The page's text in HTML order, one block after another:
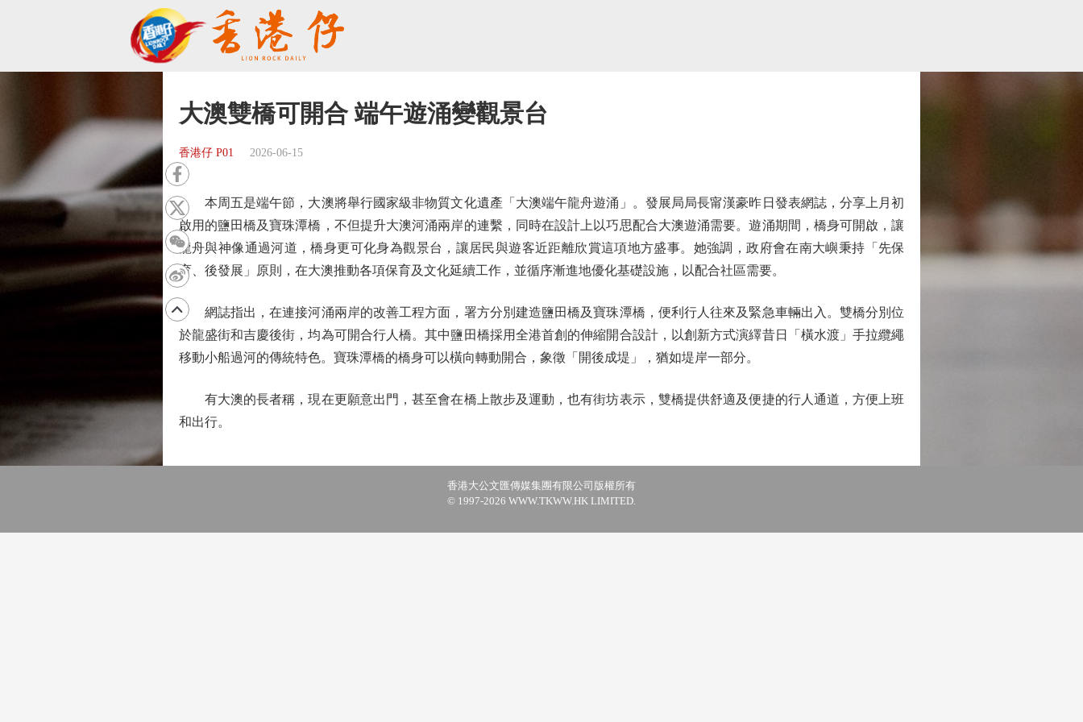
大澳雙橋可開合 端午遊涌變觀景台
香港仔 P01 2026-06-15
本周五是端午節，大澳將舉行國家級非物質文化遺產「大澳端午龍舟遊涌」。發展局局長甯漢豪昨日發表網誌，分享上月初
啟用的鹽田橋及寶珠潭橋，不但提升大澳河涌兩岸的連繫，同時在設計上以巧思配合大澳遊涌需要。遊涌期間，橋身可開啟，讓
龍舟與神像通過河道，橋身更可化身為觀景台，讓居民與遊客近距離欣賞這項地方盛事。她強調，政府會在南大嶼秉持「先保
育、後發展」原則，在大澳推動各項保育及文化延續工作，並循序漸進地優化基礎設施，以配合社區需要。
網誌指出，在連接河涌兩岸的改善工程方面，署方分別建造鹽田橋及寶珠潭橋，便利行人往來及緊急車輛出入。雙橋分別位
於龍盛街和吉慶後街，均為可開合行人橋。其中鹽田橋採用全港首創的伸縮開合設計，以創新方式演繹昔日「橫水渡」手拉纜繩
移動小船過河的傳統特色。寶珠潭橋的橋身可以橫向轉動開合，象徵「開後成堤」，猶如堤岸一部分。
有大澳的長者稱，現在更願意出門，甚至會在橋上散步及運動，也有街坊表示，雙橋提供舒適及便捷的行人通道，方便上班
和出行。
香港大公文匯傳媒集團有限公司版權所有
© 1997-2026 WWW.TKWW.HK LIMITED.